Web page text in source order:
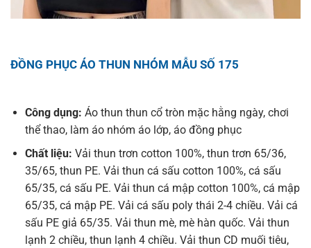
ĐỒNG PHỤC ÁO THUN NHÓM MẪU SỐ 175
Công dụng: Áo thun thun cổ tròn mặc hằng ngày, chơi
thể thao, làm áo nhóm áo lớp, áo đồng phục
Chất liệu: Vải thun trơn cotton 100%, thun trơn 65/36,
35/65, thun PE. Vải thun cá sấu cotton 100%, cá sấu
65/35, cá sấu PE. Vải thun cá mập cotton 100%, cá mập
65/35, cá mập PE. Vải cá sấu poly thái 2-4 chiều. Vải cá
sấu PE giả 65/35. Vải thun mè, mè hàn quốc. Vải thun
lạnh 2 chiều, thun lạnh 4 chiều. Vải thun CD muối tiêu,